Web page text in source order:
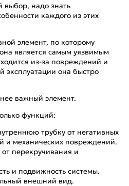
выбор, надо знать
каждого из этих
элемент, по которому
является самым уязвимым
из-за повреждений и
эксплуатации она быстро
важный элемент.
функций:
трубку от негативных
и механических повреждений.
перекручивания и
и подвижность системы.
внешний вид.